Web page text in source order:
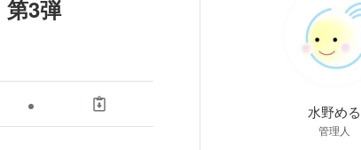
3弾
水野める
管理人